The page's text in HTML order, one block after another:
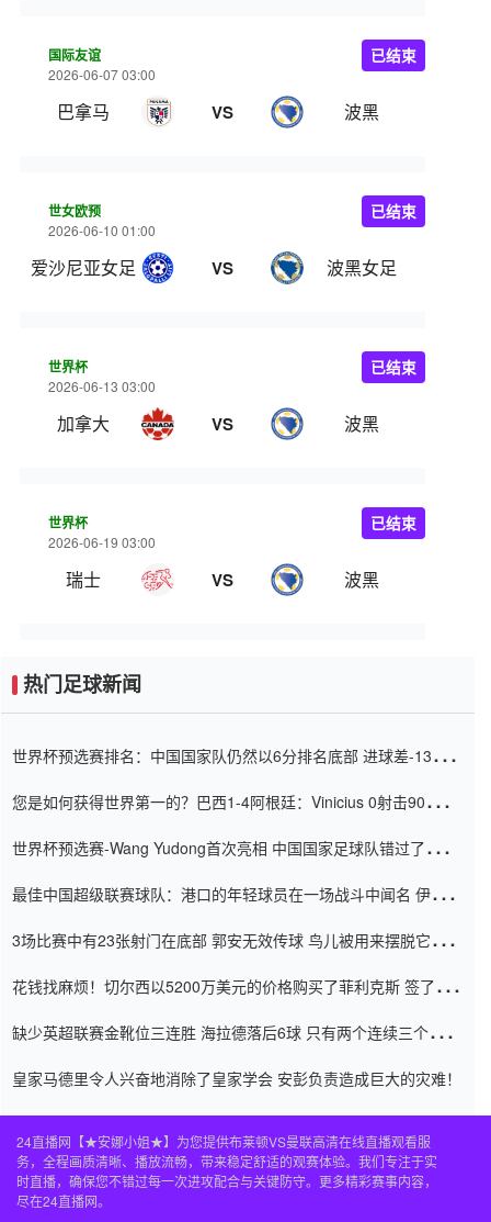
国际友谊
2026-06-07 03:00
巴拿马 VS 波黑
已结束
世女欧预
2026-06-10 01:00
爱沙尼亚女足 VS 波黑女足
已结束
世界杯
2026-06-13 03:00
加拿大 VS 波黑
已结束
世界杯
2026-06-19 03:00
瑞士 VS 波黑
已结束
热门足球新闻
世界杯预选赛排名：中国国家队仍然以6分排名底部 进球差-13令人
您是如何获得世界第一的？巴西1-4阿根廷：Vinicius 0射击90分钟
世界杯预选赛-Wang Yudong首次亮相 中国国家足球队错过了世界
最佳中国超级联赛球队：港口的年轻球员在一场战斗中闻名 伊万放
3场比赛中有23张射门在底部 郭安无效传球 鸟儿被用来摆脱它
花钱找麻烦！切尔西以5200万美元的价格购买了菲利克斯 签了7年
缺少英超联赛金靴位三连胜 海拉德落后6球 只有两个连续三个连续
皇家马德里令人兴奋地消除了皇家学会 安彭负责造成巨大的灾难！
24直播网【★安娜小姐★】为您提供布莱顿VS曼联高清在线直播观看服
务，全程画质清晰、播放流畅，带来稳定舒适的观赛体验。我们专注于实
时直播，确保您不错过每一次进攻配合与关键防守。更多精彩赛事内容，
尽在24直播网。